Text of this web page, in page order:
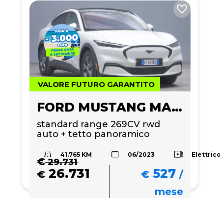
VALORE FUTURO GARANTITO
FORD MUSTANG MACH-E
standard range 269CV rwd
auto + tetto panoramico
41.765 KM 06/2023
€29.731
€ 26.731 € 527 /
mese